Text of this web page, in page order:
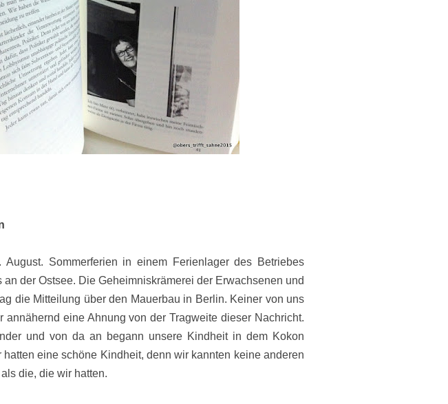
Sommerferien in einem Ferienlager des Betriebes
an der Ostsee. Die Geheimniskrämerei der Erwachsenen und
die Mitteilung über den Mauerbau in Berlin. Keiner von uns
annähernd eine Ahnung von der Tragweite dieser Nachricht.
und von da an begann unsere Kindheit in dem Kokon
hatten eine schöne Kindheit, denn wir kannten keine anderen
die, die wir hatten.